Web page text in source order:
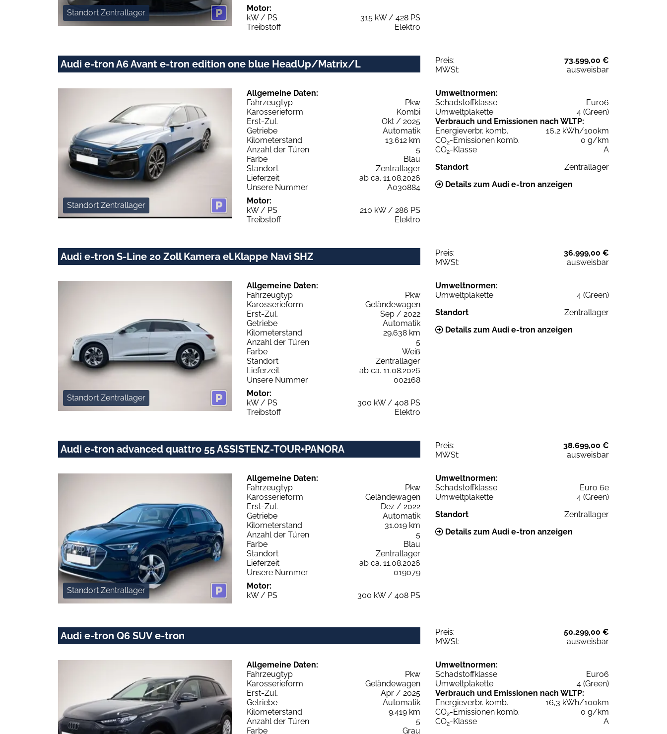
Standort Zentrallager
Motor:
kW / PS
315 kW / 428 PS
Treibstoff
Elektro
Audi e-tron A6 Avant e-tron edition one blue HeadUp/Matrix/L Preis:
73.599,00 €
MWSt:
ausweisbar
Standort Zentrallager
Allgemeine Daten:
Fahrzeugtyp
Pkw
Karosserieform
Kombi
Erst-Zul.
Okt / 2025
Getriebe
Automatik
Kilometerstand
13.612 km
Anzahl der Türen
5
Farbe
Blau
Standort
Zentrallager
Lieferzeit
ab ca. 11.08.2026
Unsere Nummer
A030884
Motor:
kW / PS
210 kW / 286 PS
Treibstoff
Elektro
Umweltnormen:
Schadstoffklasse
Euro6
Umweltplakette
4 (Green)
Verbrauch und Emissionen nach WLTP:
Energieverbr. komb.
16,2 kWh/100km
CO2-Emissionen komb.
0 g/km
CO2-Klasse
A
Standort
Zentrallager
Details zum Audi e-tron anzeigen
Audi e-tron S-Line 20 Zoll Kamera el.Klappe Navi SHZ Preis:
36.999,00 €
MWSt:
ausweisbar
Standort Zentrallager
Allgemeine Daten:
Fahrzeugtyp
Pkw
Karosserieform
Geländewagen
Erst-Zul.
Sep / 2022
Getriebe
Automatik
Kilometerstand
29.638 km
Anzahl der Türen
5
Farbe
Weiß
Standort
Zentrallager
Lieferzeit
ab ca. 11.08.2026
Unsere Nummer
002168
Motor:
kW / PS
300 kW / 408 PS
Treibstoff
Elektro
Umweltnormen:
Umweltplakette
4 (Green)
Standort
Zentrallager
Details zum Audi e-tron anzeigen
Audi e-tron advanced quattro 55 ASSISTENZ-TOUR+PANORA Preis:
38.699,00 €
MWSt:
ausweisbar
Standort Zentrallager
Allgemeine Daten:
Fahrzeugtyp
Pkw
Karosserieform
Geländewagen
Erst-Zul.
Dez / 2022
Getriebe
Automatik
Kilometerstand
31.019 km
Anzahl der Türen
5
Farbe
Blau
Standort
Zentrallager
Lieferzeit
ab ca. 11.08.2026
Unsere Nummer
019079
Motor:
kW / PS
300 kW / 408 PS
Umweltnormen:
Schadstoffklasse
Euro 6e
Umweltplakette
4 (Green)
Standort
Zentrallager
Details zum Audi e-tron anzeigen
Audi e-tron Q6 SUV e-tron Preis:
50.299,00 €
MWSt:
ausweisbar
Allgemeine Daten:
Fahrzeugtyp
Pkw
Karosserieform
Geländewagen
Erst-Zul.
Apr / 2025
Getriebe
Automatik
Kilometerstand
9.419 km
Anzahl der Türen
5
Farbe
Grau
Umweltnormen:
Schadstoffklasse
Euro6
Umweltplakette
4 (Green)
Verbrauch und Emissionen nach WLTP:
Energieverbr. komb.
16,3 kWh/100km
CO2-Emissionen komb.
0 g/km
CO2-Klasse A